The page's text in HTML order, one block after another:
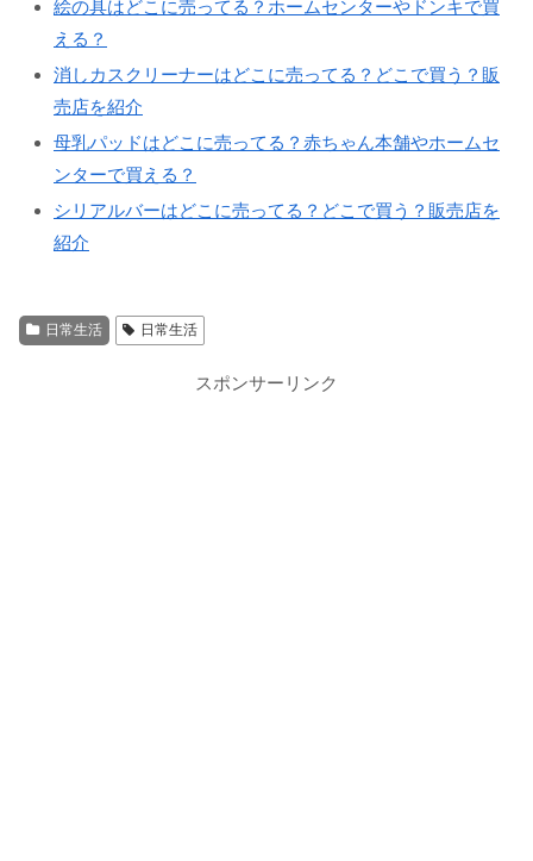
絵の具はどこに売ってる？ホームセンターやドンキで買
える？
消しカスクリーナーはどこに売ってる？どこで買う？販
売店を紹介
母乳パッドはどこに売ってる？赤ちゃん本舗やホームセ
ンターで買える？
シリアルバーはどこに売ってる？どこで買う？販売店を
紹介
日常生活 日常生活
スポンサーリンク